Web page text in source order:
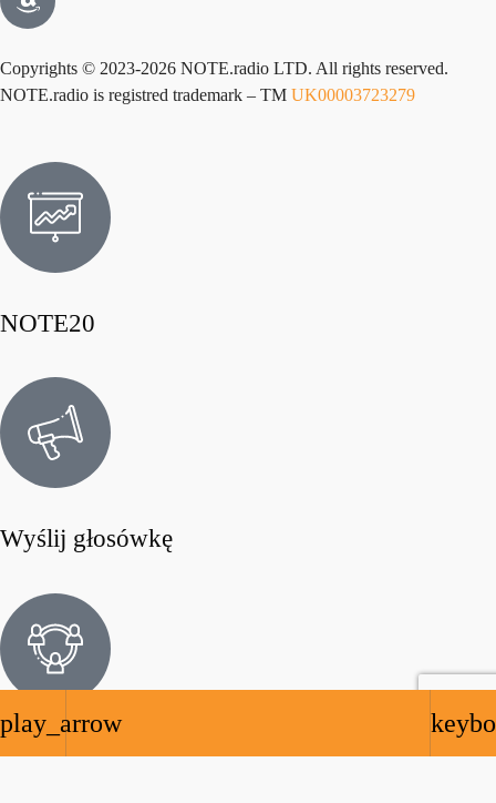
play_arrow
Copyrights © 2023-2026 NOTE.radio LTD. All rights reserved.
NOTE.radio is registred trademark – TM UK00003723279
NOTE20
Wyślij głosówkę
Współpraca